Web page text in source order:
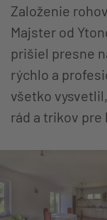
Založenie
Majster od
prišiel presne
rýchlo a
všetko
rád a trikov pre